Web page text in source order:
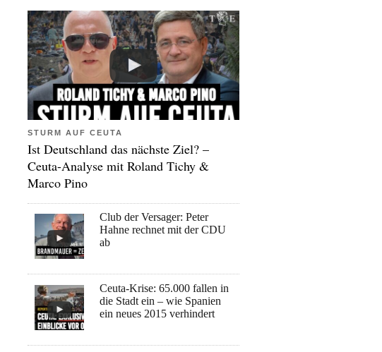
STURM AUF CEUTA
Ist Deutschland das nächste Ziel? –
Ceuta-Analyse mit Roland Tichy &
Marco Pino
Club der Versager: Peter
Hahne rechnet mit der CDU
ab
Ceuta-Krise: 65.000 fallen in
die Stadt ein – wie Spanien
ein neues 2015 verhindert